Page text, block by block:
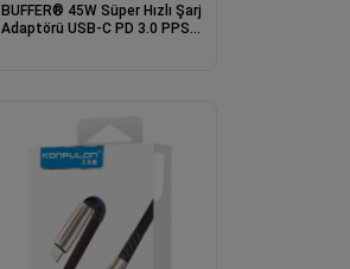
BUFFER® 45W Süper Hızlı Şarj
Adaptörü USB-C PD 3.0 PPS